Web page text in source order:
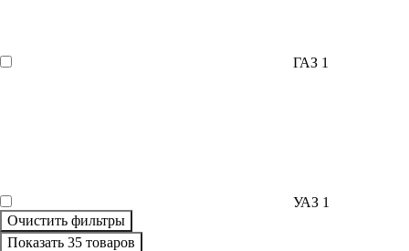
ГАЗ 1
УАЗ 1
Очистить фильтры
Показать 35 товаров